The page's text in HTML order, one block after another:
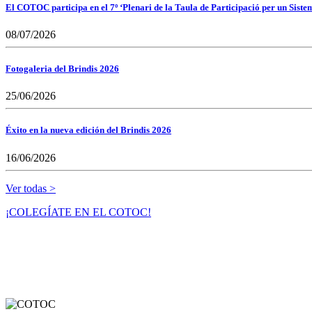
El COTOC participa en el 7º ‘Plenari de la Taula de Participació per un
08/07/2026
Fotogaleria del Brindis 2026
25/06/2026
Éxito en la nueva edición del Brindis 2026
16/06/2026
Ver todas >
¡COLEGÍATE EN EL COTOC!